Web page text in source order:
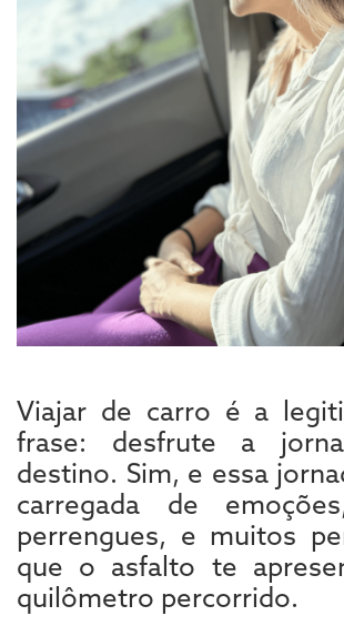
Viajar de carro é a
frase: desfrute a
destino. Sim, e essa
carregada de
perrengues, e muitos
que o asfalto te
quilômetro percorrido.